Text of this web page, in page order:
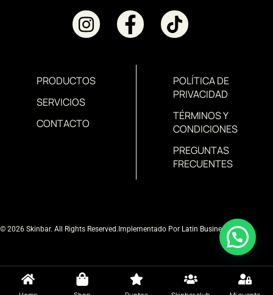
PRODUCTOS
SERVICIOS
CONTACTO
POLÍTICA DE
PRIVACIDAD
TÉRMINOS Y
CONDICIONES
PREGUNTAS
FRECUENTES
© 2026 Skinbar. All Rights Reserved. Implementado Por Latin Business MD